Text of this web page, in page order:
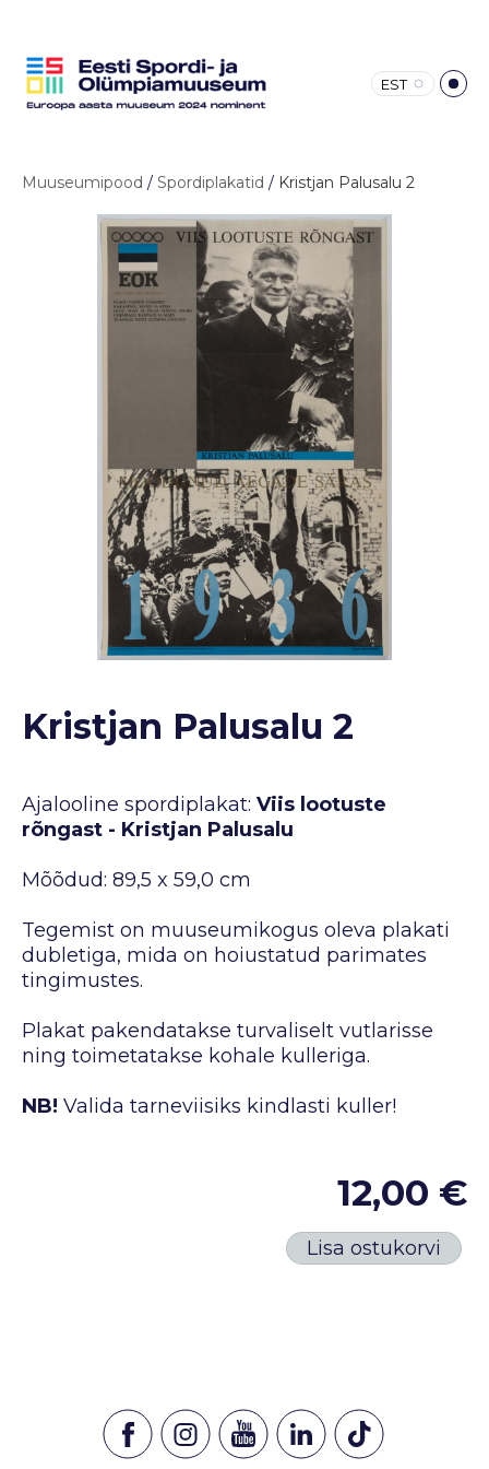
EST
Muuseumipood / Spordiplakatid / Kristjan Palusalu 2
Kristjan Palusalu 2
Ajalooline spordiplakat: Viis lootuste
rõngast - Kristjan Palusalu
Mõõdud: 89,5 x 59,0 cm
Tegemist on muuseumikogus oleva plakati
dubletiga, mida on hoiustatud parimates
tingimustes.
Plakat pakendatakse turvaliselt vutlarisse
ning toimetatakse kohale kulleriga.
NB! Valida tarneviisiks kindlasti kuller!
12,00 €
Lisa ostukorvi